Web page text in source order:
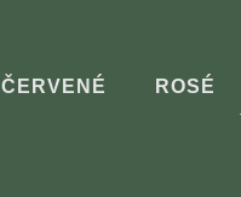
ČERVENÉ ROSÉ